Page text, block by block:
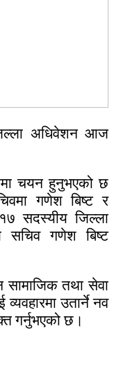
अधिवेशन आज
चयन हुनुभएको छ
गणेश बिष्ट र
सदस्यीय जिल्ला
सचिव गणेश बिष्ट
सामाजिक तथा सेवा
उतार्ने नव
गर्नुभएको छ।